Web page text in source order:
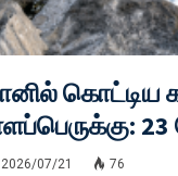
கொட்டிய
23
மாயம்!
2026/07/21 76